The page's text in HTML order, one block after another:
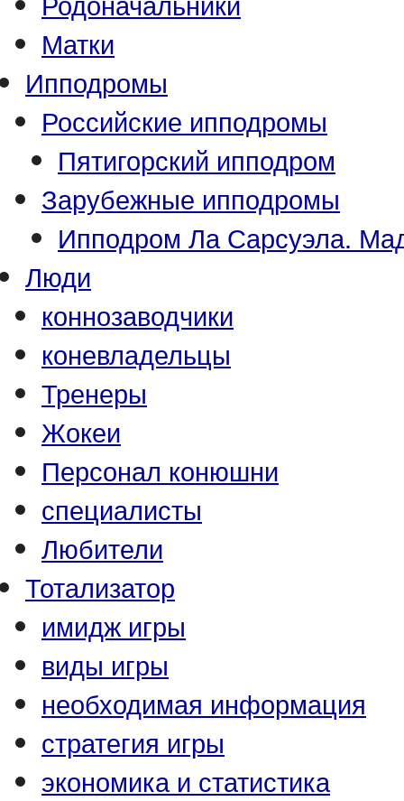
Матки
Ипподромы
Российские ипподромы
Пятигорский ипподром
Зарубежные ипподромы
Ипподром Ла Сарсуэла.
Люди
коннозаводчики
коневладельцы
Тренеры
Жокеи
Персонал конюшни
специалисты
Любители
Тотализатор
имидж игры
виды игры
необходимая информация
стратегия игры
экономика и статистика